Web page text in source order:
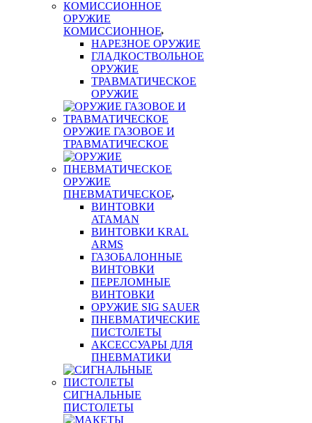
ОРУЖИЕ
КОМИССИОННОЕ
НАРЕЗНОЕ ОРУЖИЕ
ГЛАДКОСТВОЛЬНОЕ
ОРУЖИЕ
ТРАВМАТИЧЕСКОЕ
ОРУЖИЕ
ОРУЖИЕ ГАЗОВОЕ И
ТРАВМАТИЧЕСКОЕ
ОРУЖИЕ
ПНЕВМАТИЧЕСКОЕ
ВИНТОВКИ
ATAMAN
ВИНТОВКИ KRAL
ARMS
ГАЗОБАЛОННЫЕ
ВИНТОВКИ
ПЕРЕЛОМНЫЕ
ВИНТОВКИ
ОРУЖИЕ SIG SAUER
ПНЕВМАТИЧЕСКИЕ
ПИСТОЛЕТЫ
АКСЕССУАРЫ ДЛЯ
ПНЕВМАТИКИ
СИГНАЛЬНЫЕ
ПИСТОЛЕТЫ